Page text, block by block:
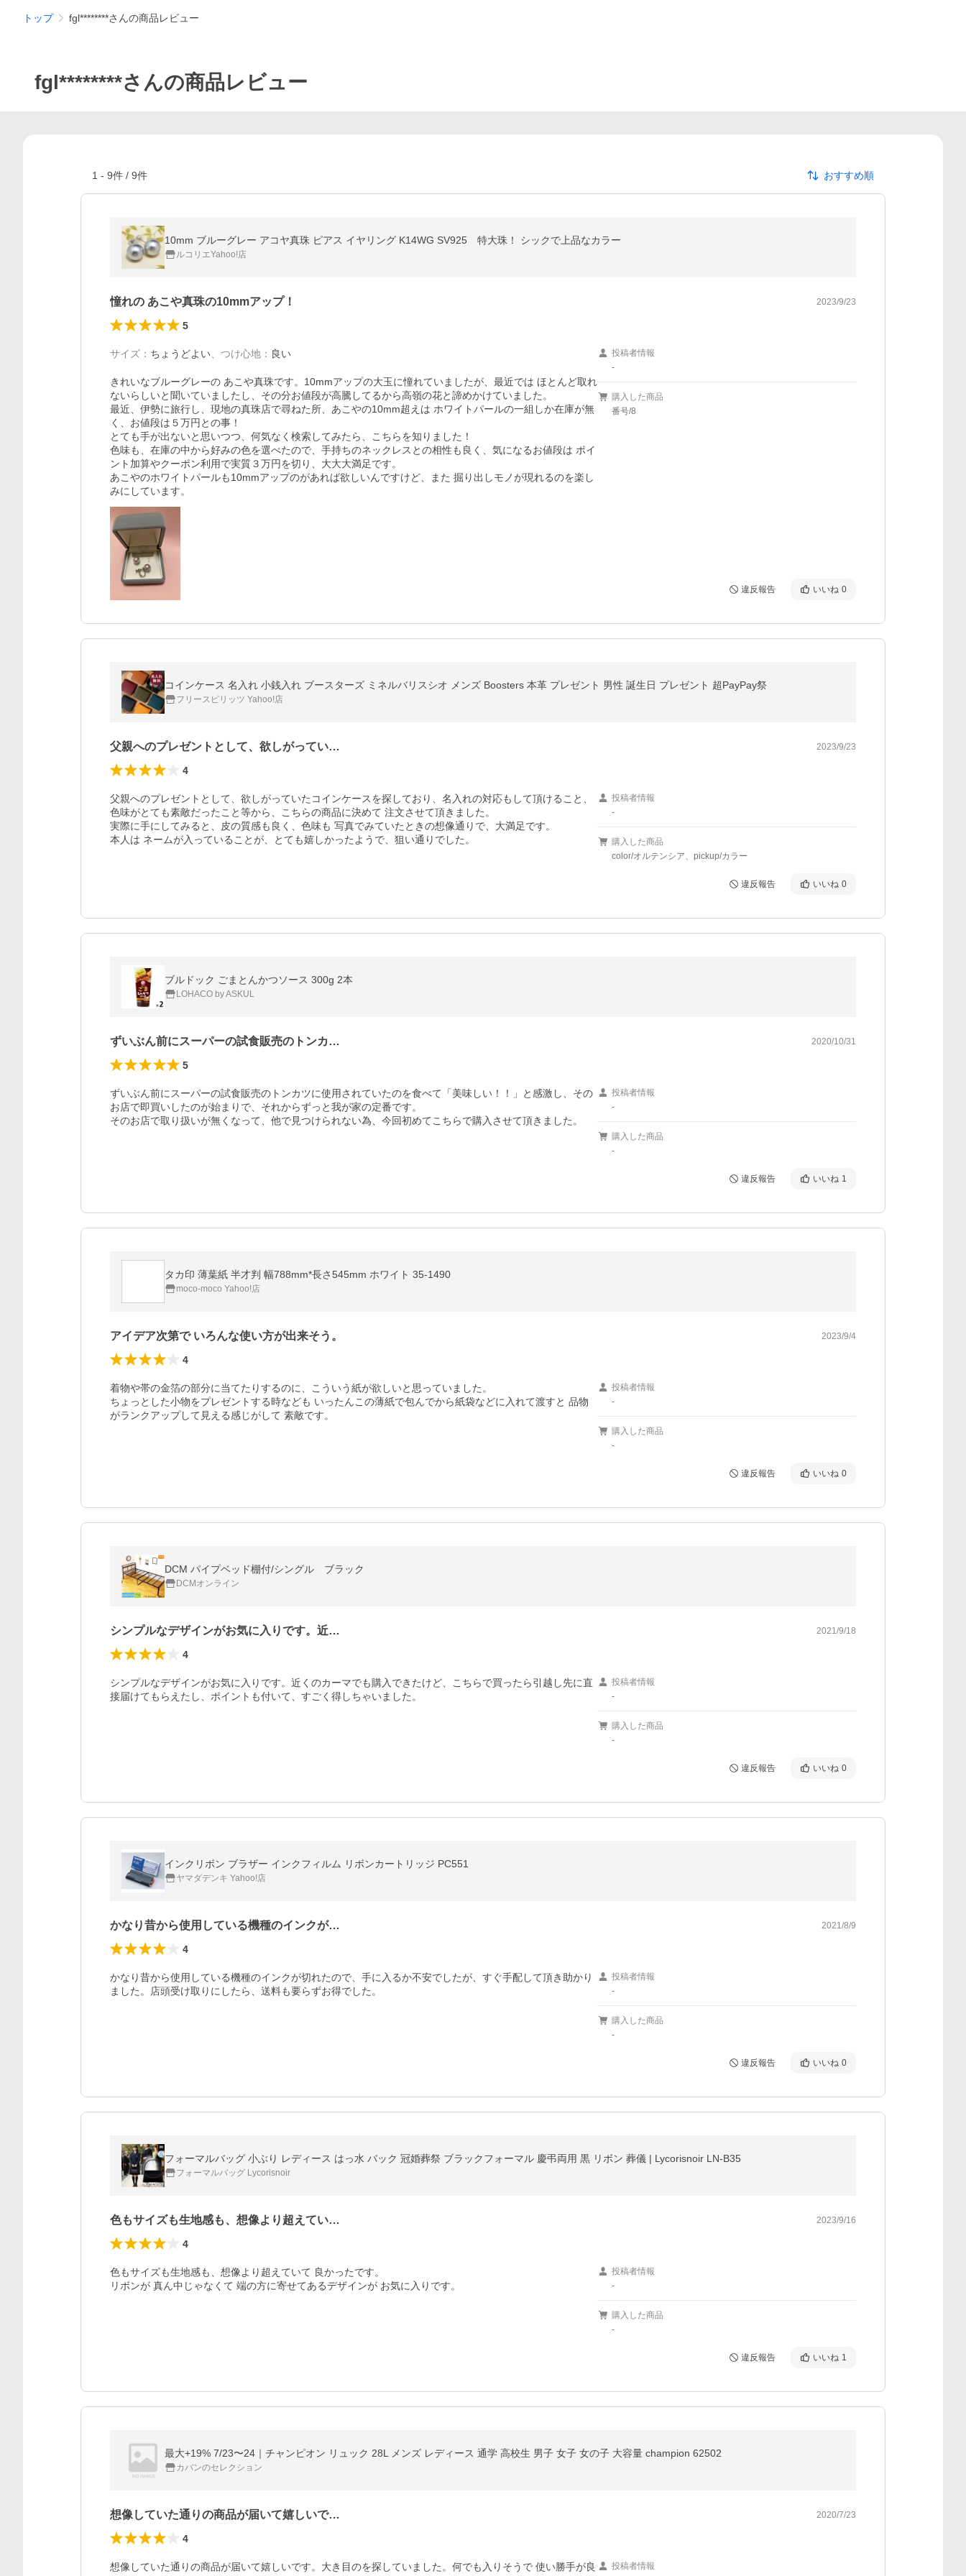
トップ fgl********さんの商品レビュー
fgl********さんの商品レビュー
1 - 9件 / 9件 おすすめ順
10mm ブルーグレー アコヤ真珠 ピアス イヤリング K14WG SV925 特大珠！ シックで上品なカラー
ルコリエYahoo!店
憧れの あこや真珠の10mmアップ！ 2023/9/23
5
サイズ ： ちょうどよい つけ心地 ： 良い
きれいなブルーグレーの あこや真珠です。10mmアップの大玉に憧れていましたが、最近では ほとんど取れ
ないらしいと聞いていましたし、その分お値段が高騰してるから高嶺の花と諦めかけていました。
最近、伊勢に旅行し、現地の真珠店で尋ねた所、あこやの10mm超えは ホワイトパールの一組しか在庫が無
く、お値段は５万円との事！
とても手が出ないと思いつつ、何気なく検索してみたら、こちらを知りました！
色味も、在庫の中から好みの色を選べたので、手持ちのネックレスとの相性も良く、気になるお値段は ポイ
ント加算やクーポン利用で実質３万円を切り、大大大満足です。
あこやのホワイトパールも10mmアップのがあれば欲しいんですけど、また 掘り出しモノが現れるのを楽し
みにしています。
投稿者情報
-
購入した商品
番号/8
違反報告 いいね 0
コインケース 名入れ 小銭入れ ブースターズ ミネルバリスシオ メンズ Boosters 本革 プレゼント 男性 誕生日 プレゼント 超PayPay祭
フリースピリッツ Yahoo!店
父親へのプレゼントとして、欲しがってい… 2023/9/23
4
父親へのプレゼントとして、欲しがっていたコインケースを探しており、名入れの対応もして頂けること、
色味がとても素敵だったこと等から、こちらの商品に決めて 注文させて頂きました。
実際に手にしてみると、皮の質感も良く、色味も 写真でみていたときの想像通りで、大満足です。
本人は ネームが入っていることが、とても嬉しかったようで、狙い通りでした。
投稿者情報
-
購入した商品
color/オルテンシア、pickup/カラー
違反報告 いいね 0
ブルドック ごまとんかつソース 300g 2本
LOHACO by ASKUL
ずいぶん前にスーパーの試食販売のトンカ… 2020/10/31
5
ずいぶん前にスーパーの試食販売のトンカツに使用されていたのを食べて「美味しい！！」と感激し、その
お店で即買いしたのが始まりで、それからずっと我が家の定番です。
そのお店で取り扱いが無くなって、他で見つけられない為、今回初めてこちらで購入させて頂きました。
投稿者情報
-
購入した商品
-
違反報告 いいね 1
タカ印 薄葉紙 半才判 幅788mm*長さ545mm ホワイト 35-1490
moco-moco Yahoo!店
アイデア次第で いろんな使い方が出来そう。 2023/9/4
4
着物や帯の金箔の部分に当てたりするのに、こういう紙が欲しいと思っていました。
ちょっとした小物をプレゼントする時なども いったんこの薄紙で包んでから紙袋などに入れて渡すと 品物
がランクアップして見える感じがして 素敵です。
投稿者情報
-
購入した商品
-
違反報告 いいね 0
DCM パイプベッド棚付/シングル ブラック
DCMオンライン
シンプルなデザインがお気に入りです。近… 2021/9/18
4
シンプルなデザインがお気に入りです。近くのカーマでも購入できたけど、こちらで買ったら引越し先に直
接届けてもらえたし、ポイントも付いて、すごく得しちゃいました。
投稿者情報
-
購入した商品
-
違反報告 いいね 0
インクリボン ブラザー インクフィルム リボンカートリッジ PC551
ヤマダデンキ Yahoo!店
かなり昔から使用している機種のインクが… 2021/8/9
4
かなり昔から使用している機種のインクが切れたので、手に入るか不安でしたが、すぐ手配して頂き助かり
ました。店頭受け取りにしたら、送料も要らずお得でした。
投稿者情報
-
購入した商品
-
違反報告 いいね 0
フォーマルバッグ 小ぶり レディース はっ水 バック 冠婚葬祭 ブラックフォーマル 慶弔両用 黒 リボン 葬儀 | Lycorisnoir LN-B35
フォーマルバッグ Lycorisnoir
色もサイズも生地感も、想像より超えてい… 2023/9/16
4
色もサイズも生地感も、想像より超えていて 良かったです。
リボンが 真ん中じゃなくて 端の方に寄せてあるデザインが お気に入りです。
投稿者情報
-
購入した商品
-
違反報告 いいね 1
最大+19% 7/23〜24｜チャンピオン リュック 28L メンズ レディース 通学 高校生 男子 女子 女の子 大容量 champion 62502
カバンのセレクション
想像していた通りの商品が届いて嬉しいで… 2020/7/23
4
想像していた通りの商品が届いて嬉しいです。大き目のを探していました。何でも入りそうで 使い勝手が良
投稿者情報